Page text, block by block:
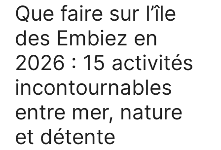
Que faire sur l’île
des Embiez en
2026 : 15 activités
incontournables
entre mer, nature
et détente